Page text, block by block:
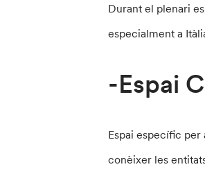
Durant el plenari
especialment a
-Espai
Espai específic
conèixer les